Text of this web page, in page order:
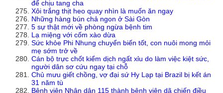
để chịu tang cha
Xôi trắng thịt heo quay nhìn là muốn ăn ngay
Những hàng bún chả ngon ở Sài Gòn
5 sự thật mới về phòng ngừa bệnh tim
Lạ miệng với cốm xào dừa
Sức khỏe Phi Nhung chuyển biến tốt, con nuôi mong mỏi
mẹ sớm trở về
Cán bộ trực chốt kiểm dịch ngất xỉu do làm việc kiệt sức,
người dân sơ cứu ngay tại chỗ
Chủ mưu giết chồng, vợ đại sứ Hy Lạp tại Brazil bị kết án
31 năm tù
Bệnh viện Nhân dân 115 thành bệnh viện dã chiến điều